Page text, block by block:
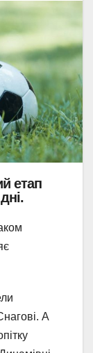
етап
А